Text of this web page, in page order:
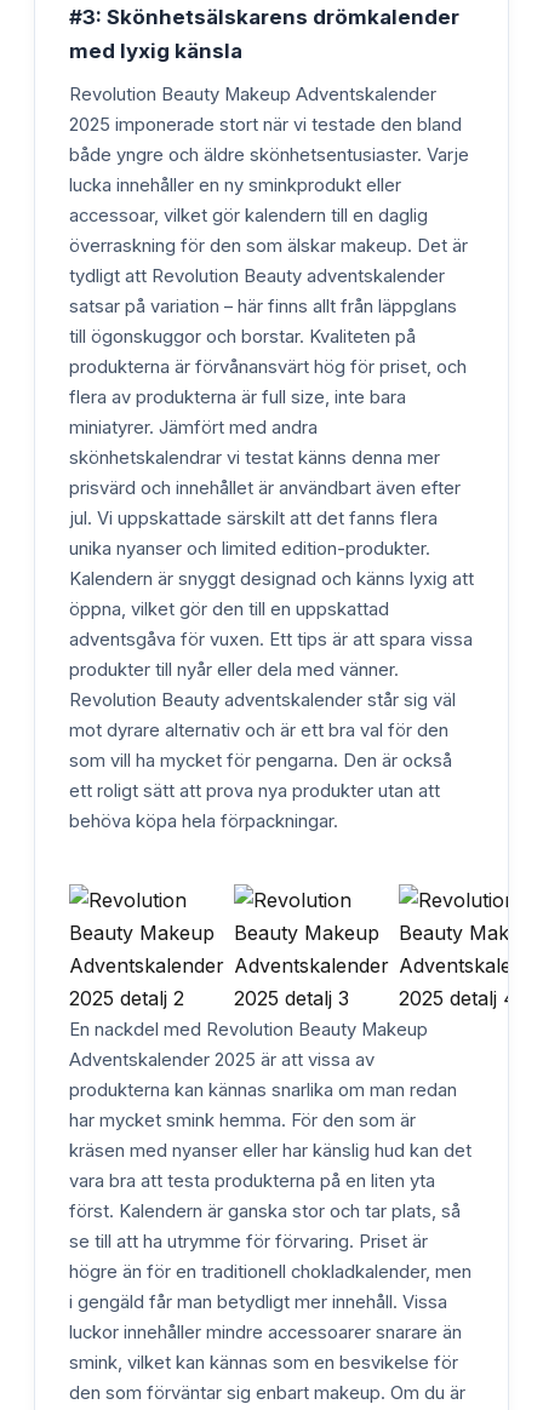
#3: Skönhetsälskarens drömkalender
med lyxig känsla
Revolution Beauty Makeup Adventskalender
2025 imponerade stort när vi testade den bland
både yngre och äldre skönhetsentusiaster. Varje
lucka innehåller en ny sminkprodukt eller
accessoar, vilket gör kalendern till en daglig
överraskning för den som älskar makeup. Det är
tydligt att Revolution Beauty adventskalender
satsar på variation – här finns allt från läppglans
till ögonskuggor och borstar. Kvaliteten på
produkterna är förvånansvärt hög för priset, och
flera av produkterna är full size, inte bara
miniatyrer. Jämfört med andra
skönhetskalendrar vi testat känns denna mer
prisvärd och innehållet är användbart även efter
jul. Vi uppskattade särskilt att det fanns flera
unika nyanser och limited edition-produkter.
Kalendern är snyggt designad och känns lyxig att
öppna, vilket gör den till en uppskattad
adventsgåva för vuxen. Ett tips är att spara vissa
produkter till nyår eller dela med vänner.
Revolution Beauty adventskalender står sig väl
mot dyrare alternativ och är ett bra val för den
som vill ha mycket för pengarna. Den är också
ett roligt sätt att prova nya produkter utan att
behöva köpa hela förpackningar.
En nackdel med Revolution Beauty Makeup
Adventskalender 2025 är att vissa av
produkterna kan kännas snarlika om man redan
har mycket smink hemma. För den som är
kräsen med nyanser eller har känslig hud kan det
vara bra att testa produkterna på en liten yta
först. Kalendern är ganska stor och tar plats, så
se till att ha utrymme för förvaring. Priset är
högre än för en traditionell chokladkalender, men
i gengäld får man betydligt mer innehåll. Vissa
luckor innehåller mindre accessoarer snarare än
smink, vilket kan kännas som en besvikelse för
den som förväntar sig enbart makeup. Om du är